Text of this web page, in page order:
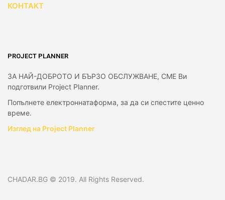
КОНТАКТ
PROJECT PLANNER
ЗА НАЙ-ДОБРОТО И БЪРЗО ОБСЛУЖВАНЕ, СМЕ Ви
подготвили Project Planner.
Попълнете електроннатаформа, за да си спестите ценно
време.
Изглед на Project Planner
CHADAR.BG © 2019. All Rights Reserved.